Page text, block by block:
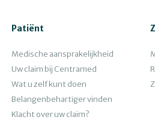
Patiënt
Medische aansprakelijkheid
Uw claim bij Centramed
Wat u zelf kunt doen
Belangenbehartiger vinden
Klacht over uw claim?